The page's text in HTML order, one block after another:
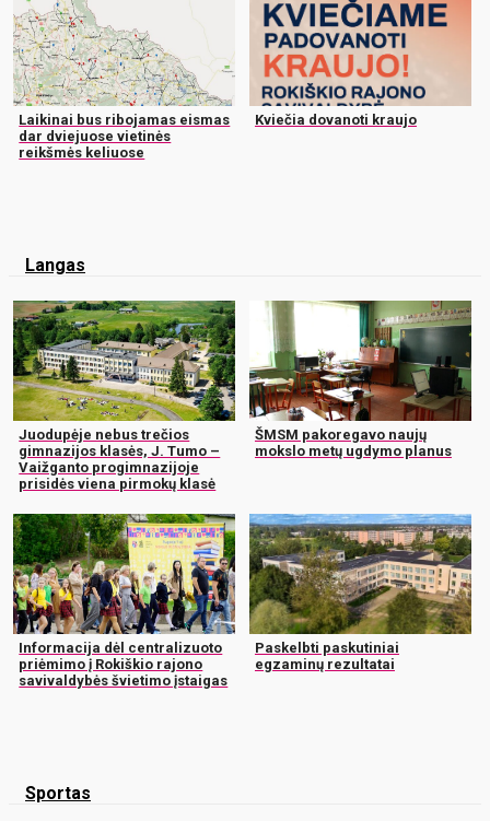
Laikinai bus ribojamas eismas
dar dviejuose vietinės
reikšmės keliuose
Kviečia dovanoti kraujo
Langas
Juodupėje nebus trečios
gimnazijos klasės, J. Tumo –
Vaižganto progimnazijoje
prisidės viena pirmokų klasė
ŠMSM pakoregavo naujų
mokslo metų ugdymo planus
Informacija dėl centralizuoto
priėmimo į Rokiškio rajono
savivaldybės švietimo įstaigas
Paskelbti paskutiniai
egzaminų rezultatai
Sportas